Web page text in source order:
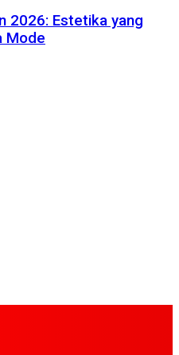
2026: Estetika yang
Mode